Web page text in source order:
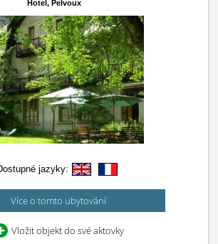
Hotel, Pelvoux
jazyky:
Více o tomto ubytování
Vložit objekt do své aktovky